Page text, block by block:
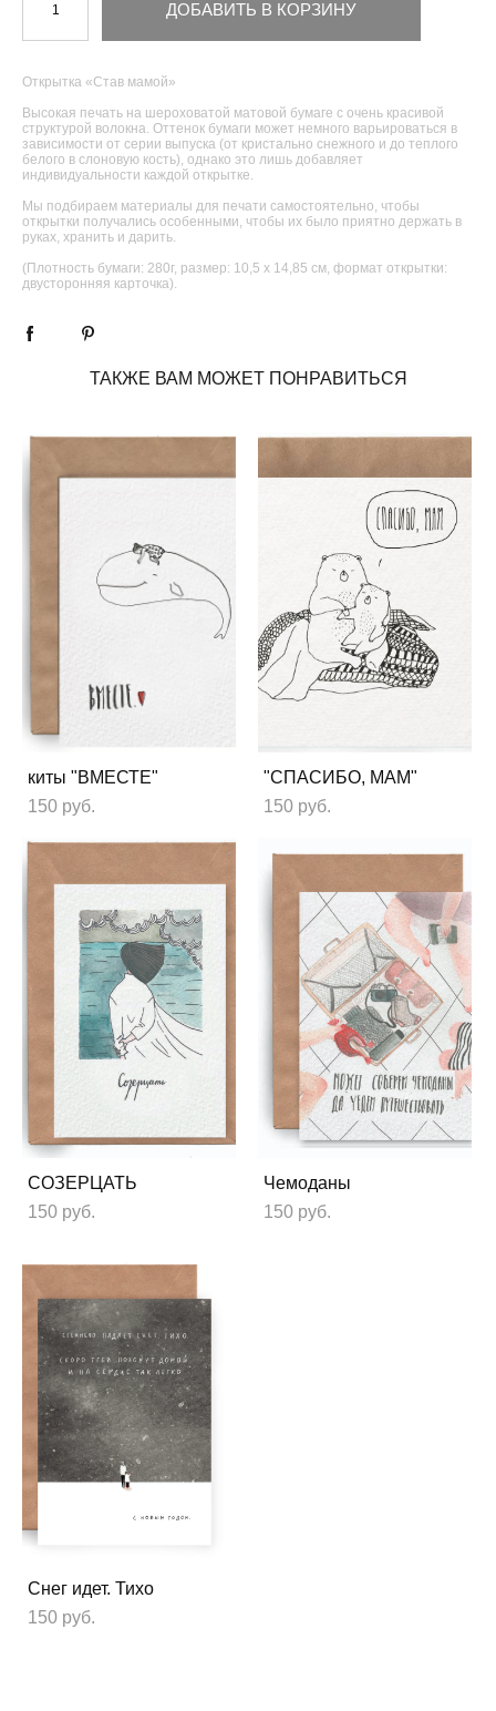
ДОБАВИТЬ В КОРЗИНУ
Открытка «Став мамой»
Высокая печать на шероховатой матовой бумаге с очень красивой
структурой волокна. Оттенок бумаги может немного варьироваться в
зависимости от серии выпуска (от кристально снежного и до теплого
белого в слоновую кость), однако это лишь добавляет
индивидуальности каждой открытке.
Мы подбираем материалы для печати самостоятельно, чтобы
открытки получались особенными, чтобы их было приятно держать в
руках, хранить и дарить.
(Плотность бумаги: 280г, размер: 10,5 х 14,85 см, формат открытки:
двусторонняя карточка).
ТАКЖЕ ВАМ МОЖЕТ ПОНРАВИТЬСЯ
киты "ВМЕСТЕ"
150 pуб.
"СПАСИБО, МАМ"
150 pуб.
СОЗЕРЦАТЬ
150 pуб.
Чемоданы
150 pуб.
Снег идет. Тихо
150 pуб.